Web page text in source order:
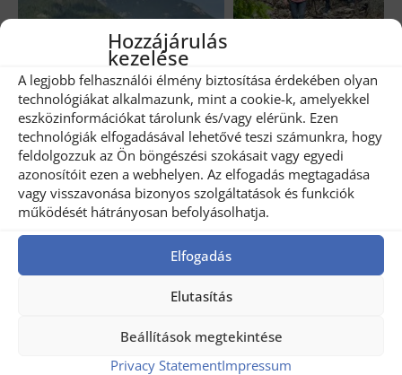
Hozzájárulás
kezelése
A legjobb felhasználói élmény biztosítása érdekében olyan
technológiákat alkalmazunk, mint a cookie-k, amelyekkel
eszközinformációkat tárolunk és/vagy elérünk. Ezen
technológiák elfogadásával lehetővé teszi számunkra, hogy
feldolgozzuk az Ön böngészési szokásait vagy egyedi
azonosítóit ezen a webhelyen. Az elfogadás megtagadása
vagy visszavonása bizonyos szolgáltatások és funkciók
működését hátrányosan befolyásolhatja.
Elfogadás
Elutasítás
Beállítások megtekintése
Privacy StatementImpressum
Share
Related posts